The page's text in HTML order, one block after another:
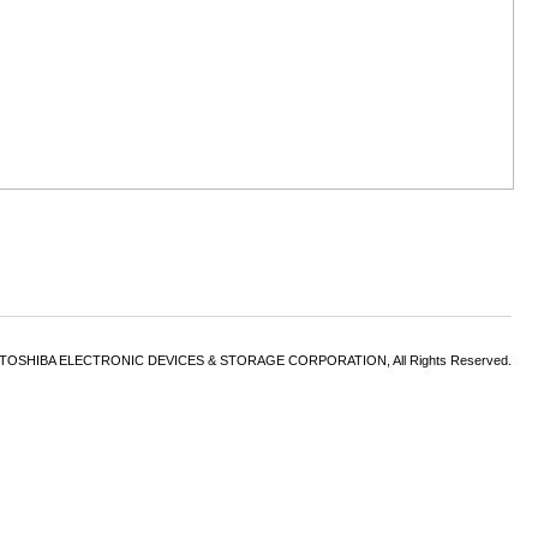
ELECTRONIC DEVICES & STORAGE CORPORATION, All Rights Reserved.